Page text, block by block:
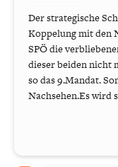
Der strategische
Koppelung mit den
SPÖ die
dieser beiden nicht
so das 9.Mandat.
Nachsehen.Es wird